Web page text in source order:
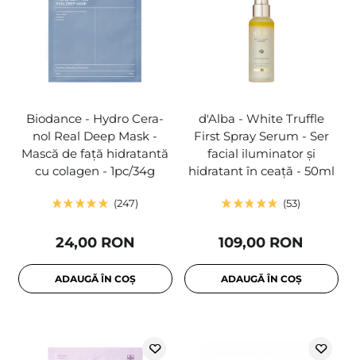
Biodance - Hydro Cera-
nol Real Deep Mask -
Mască de față hidratantă
cu colagen - 1pc/34g
247
24,00 RON
ADAUGĂ ÎN COȘ
d'Alba - White Truffle
First Spray Serum - Ser
facial iluminator și
hidratant în ceață - 50ml
53
109,00 RON
ADAUGĂ ÎN COȘ